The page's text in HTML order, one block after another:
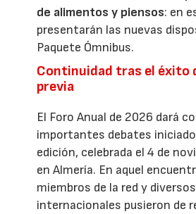
de alimentos y piensos: en
presentarán las nuevas
Paquete Ómnibus.
Continuidad tras el éxito
previa
El Foro Anual de 2026 dará
importantes debates
edición, celebrada el 4 de
en Almería. En aquel
miembros de la red y
internacionales pusieron de